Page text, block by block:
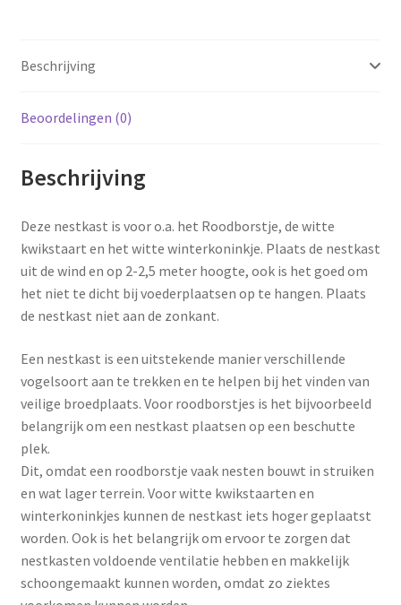
Beschrijving
Beoordelingen (0)
Beschrijving
Deze nestkast is voor o.a. het Roodborstje, de witte
kwikstaart en het witte winterkoninkje. Plaats de nestkast
uit de wind en op 2-2,5 meter hoogte, ook is het goed om
het niet te dicht bij voederplaatsen op te hangen. Plaats
de nestkast niet aan de zonkant.
Een nestkast is een uitstekende manier verschillende
vogelsoort aan te trekken en te helpen bij het vinden van
veilige broedplaats. Voor roodborstjes is het bijvoorbeeld
belangrijk om een nestkast plaatsen op een beschutte
plek.
Dit, omdat een roodborstje vaak nesten bouwt in struiken
en wat lager terrein. Voor witte kwikstaarten en
winterkoninkjes kunnen de nestkast iets hoger geplaatst
worden. Ook is het belangrijk om ervoor te zorgen dat
nestkasten voldoende ventilatie hebben en makkelijk
schoongemaakt kunnen worden, omdat zo ziektes